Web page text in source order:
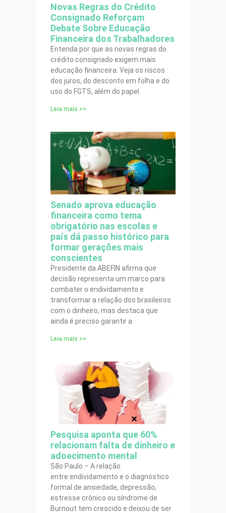
Novas Regras do Crédito
Consignado Reforçam
Debate Sobre Educação
Financeira dos Trabalhadores
Entenda por que as novas regras do
crédito consignado exigem mais
educação financeira. Veja os riscos
dos juros, do desconto em folha e do
uso do FGTS, além do papel
Leia mais >>
Senado aprova educação
financeira como tema
obrigatório nas escolas e
país dá passo histórico para
formar gerações mais
conscientes
Presidente da ABEFIN afirma que
decisão representa um marco para
combater o endividamento e
transformar a relação dos brasileiros
com o dinheiro, mas destaca que
ainda é preciso garantir a
Leia mais >>
Pesquisa aponta que 60%
relacionam falta de dinheiro e
adoecimento mental
São Paulo – A relação
entre endividamento e o diagnóstico
formal de ansiedade, depressão,
estresse crônico ou síndrome de
Burnout tem crescido e deixou de ser